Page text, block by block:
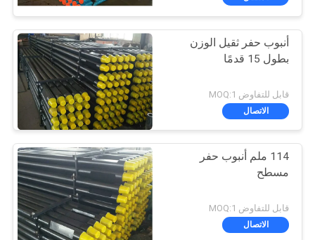
أنبوب حفر ثقيل الوزن
بطول 15 قدمًا
قابل للتفاوض MOQ:1
الاتصال
114 ملم أنبوب حفر
مسطح
قابل للتفاوض MOQ:1
الاتصال